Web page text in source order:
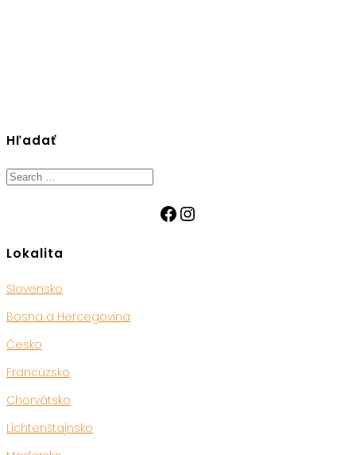
Hľadať
Search
Facebook
Instagram
Lokalita
Slovensko
Bosna a Hercegovina
Česko
Francúzsko
Chorvátsko
Lichtenštajnsko